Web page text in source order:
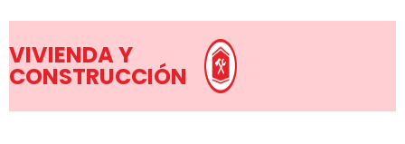
VIVIENDA Y
CONSTRUCCIÓN